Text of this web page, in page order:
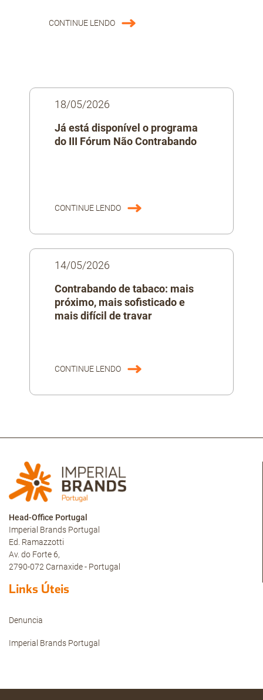
CONTINUE LENDO
18/05/2026
Já está disponível o programa
do III Fórum Não Contrabando
CONTINUE LENDO
14/05/2026
Contrabando de tabaco: mais
próximo, mais sofisticado e
mais difícil de travar
CONTINUE LENDO
Head-Office Portugal
Imperial Brands Portugal
Ed. Ramazzotti
Av. do Forte 6,
2790-072 Carnaxide - Portugal
Links Úteis
Denuncia
Imperial Brands Portugal